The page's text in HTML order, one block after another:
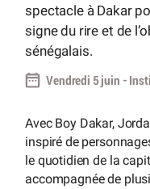
spectacle à Dakar
signe du rire et de
sénégalais.
Vendredi 5 juin -
Avec Boy Dakar,
inspiré de
le quotidien de la
accompagnée de